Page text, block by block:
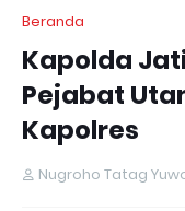
Beranda
Kapolda
Pejabat
Kapolres
Nugroho Tatag